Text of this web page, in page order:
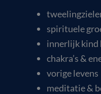
spirituele
innerlijk kind
chakra’s &
vorige levens
meditatie &